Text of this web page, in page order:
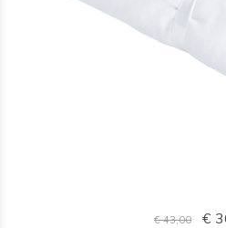
€ 43,00 €